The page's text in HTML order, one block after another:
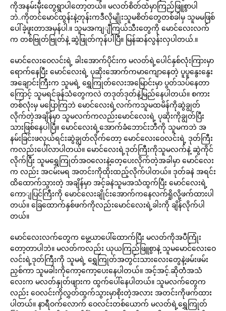
ကိုအနမ်းမိိုးတွေရွာပါတော့တယ်။ မလတ်စိတ်ထဲမှာကြည်ဖြူစွာပါ
ဘဲ..ကိုတင်မောင်ထွန်းနဲ့တုန်းကဒီလိုမျိုးသူမစိတ်တွေတစ်ခါမှ သူမမဖြစ်
ပေါ်ခဲ့ဖူးတာအမှန်ပါ.။ သူမအကျျီကြယ်သီးတွေကို မောင်လေးလက်
က တစ်ဗြုတ်ဗြုတ်နဲ့ ဆွဲဖြုတ်ကုန်ပါပြီ။ မြန်ဆန်လွန်းလှပါတယ်.။
မောင်လေးဝေလင်းရဲ့ ခါးအောက်ပိုင်းက မလတ်ရဲ့ပေါင်နှစ်လုံးကြားမှာ
ရောက်နေပြီး မောင်လေးရဲ့ ပုဆိုးအောက်ကမာကျောနေတဲ့ ပူပူနွေးနွေး
အချောင်းကြီးက သူမရဲ့ ရွှေကြုတ်လေးအမြောင်းမှာ ပွတ်သပ်နေတာ
ကြောင့် သူမရင်ခုန်သံတွေကလဲ တဒုတ်ဒုတ်နဲ့မြည်နေပါတယ်။ စကား
တစ်လုံးမှ မပြောကြဘဲ မောင်လေးရဲ့လက်ကသူမထမိန်ကိုဆွဲချွတ်
လိုက်တဲ့အချိန်မှာ သူမလက်ကလည်းမောင်လေးရဲ့ ပုဆိုးကိုချွတ်ပြီး
သားဖြစ်နေပါပြီ။ မောင်လေးရဲ့အောက်ခံဘောင်းဘီကို သူမကဘဲ အ
နမ်းခြင်းဖလှယ်ရင်းဆွဲချွတ်လိုက်တော့ မောင်လေးဝေလင်းရဲ့ ဒုတ်ကြီး
ကလည်းပေါ်လာပါတယ်။ မောင်လေးရဲ့ဒုတ်ကြီးကိုသူမလက်နဲ့ ဆွဲကိုင်
လိုက်ပြီး သူမရွှေကြုတ်အဝလေးနဲ့တေ့ပေးလိုက်တဲ့အခါမှာ မောင်လေး
က လည်း အငမ်းမရ အတင်းကိုထိုးထည့်လိုက်ပါတယ်။ ဒုတ်ခနဲ အရင်း
ထိထောက်သွားတဲ့ အချိန်မှာ အင့်ခနဲသူမအသံထွက်ပြီး မောင်လေးရဲ့
ကောျပြင်ကြီးကို မောင်လေးချိုင်းအောက်ကနေလက်ရှိုလို့ဖက်ထားပါ
တယ်။ ခြေထောက်နှစ်ဖက်ကိုလည်းမောင်လေးရဲ့ခါးကို ချိန်လိုက်ပါ
တယ်။
မောင်လေးလက်တွေက မွေ့ယာပေါ်ထောက်ပြီး မလတ်ကိုအပီကြုံး
တော့တာပါဘဲ။ မလတ်ကလည်း ယုယကြည်ဖြူစွာနဲ့ သူမမောင်လေးဝေ
လင်းရဲ့ဒုတ်ကြီးကို သူမရဲ့ ရွှေကြုတ်အတွင်းသားလေးတွေနဲ့ဖမ်းဖမ်း
ညှစ်ကာ သူမခါးကိုကော့ကော့ပေးနေပါတယ်။ အင့်အင့်.ဆိုတဲံအသံ
လေးက မလတ်နှုတ်ဖျားက ထွက်ပေါ်နေပါတယ်။ သူမလက်တွေက
လည်း ဝေလင်းကိုလွှတ်ထွက်သွားမှာစိုးတဲ့အလား အတင်းကိုဖက်ထား
ပါတယ်။ နာရီဝက်လောက် ဝေလင်းတစ်ယောက် မလတ်ရဲ့ရွှေကြုတ်